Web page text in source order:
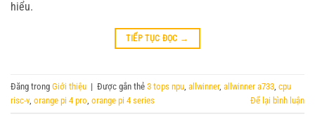
hiểu.
TIẾP TỤC ĐỌC →
Đăng trong Giới thiệu | Được gắn thẻ 3 tops npu allwinner, allwinner a733 cpu
risc-v orange pi 4 pro orange pi 4 series Để lại bình luận